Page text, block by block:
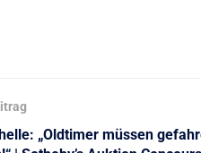
„Oldtimer müssen